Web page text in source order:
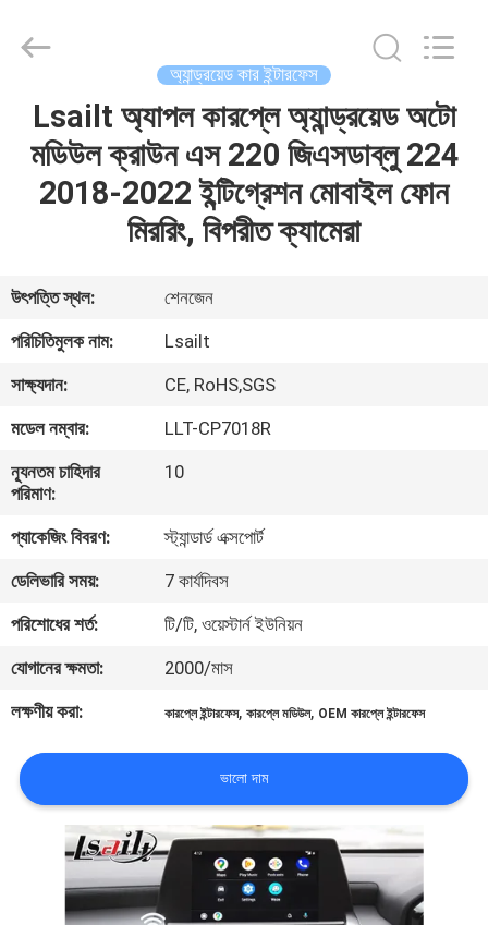
বাড়ি
পণ্য
আমাদের
কারখানা
ভ্রমণ
মান
নিয়ন্ত্রণ
যোগাযোগ
করুন
খবর
SITEMAP
Electron
Co.,Ltd.
Reserved.
অ্যান্ড্রয়েড কার ইন্টারফেস
Lsailt অ্যাপল কারপ্লে অ্যান্ড্রয়েড অটো
মডিউল ক্রাউন এস 220 জিএসডাব্লু 224
2018-2022 ইন্টিগ্রেশন মোবাইল ফোন
মিররিং, বিপরীত ক্যামেরা
উৎপত্তি স্থল:
শেনজেন
পরিচিতিমুলক নাম:
Lsailt
সাক্ষ্যদান:
CE, RoHS,SGS
মডেল নম্বার:
LLT-CP7018R
ন্যূনতম চাহিদার
পরিমাণ:
10
প্যাকেজিং বিবরণ:
স্ট্যান্ডার্ড এক্সপোর্ট
ডেলিভারি সময়:
7 কার্যদিবস
পরিশোধের শর্ত:
টি/টি, ওয়েস্টার্ন ইউনিয়ন
যোগানের ক্ষমতা:
2000/মাস
লক্ষণীয় করা:
কারপ্লে ইন্টারফেস,কারপ্লে মডিউল, OEM কারপ্লে ইন্টারফেস
ভালো দাম